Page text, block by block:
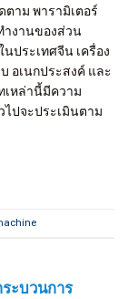
ตาม พารามิเตอร์
ำงานของส่วน
ประเทศจีน เครื่อง
อเนกประสงค์ และ
หล่านี้มีความ
ไปจะประเมินตาม
ะบวนการ